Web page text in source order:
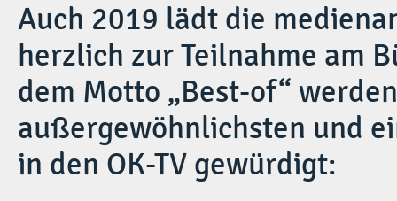
Auch 2019 lädt die
herzlich zur Teilnahme am
dem Motto „Best-of“
außergewöhnlichsten und
in den OK-TV gewürdigt: